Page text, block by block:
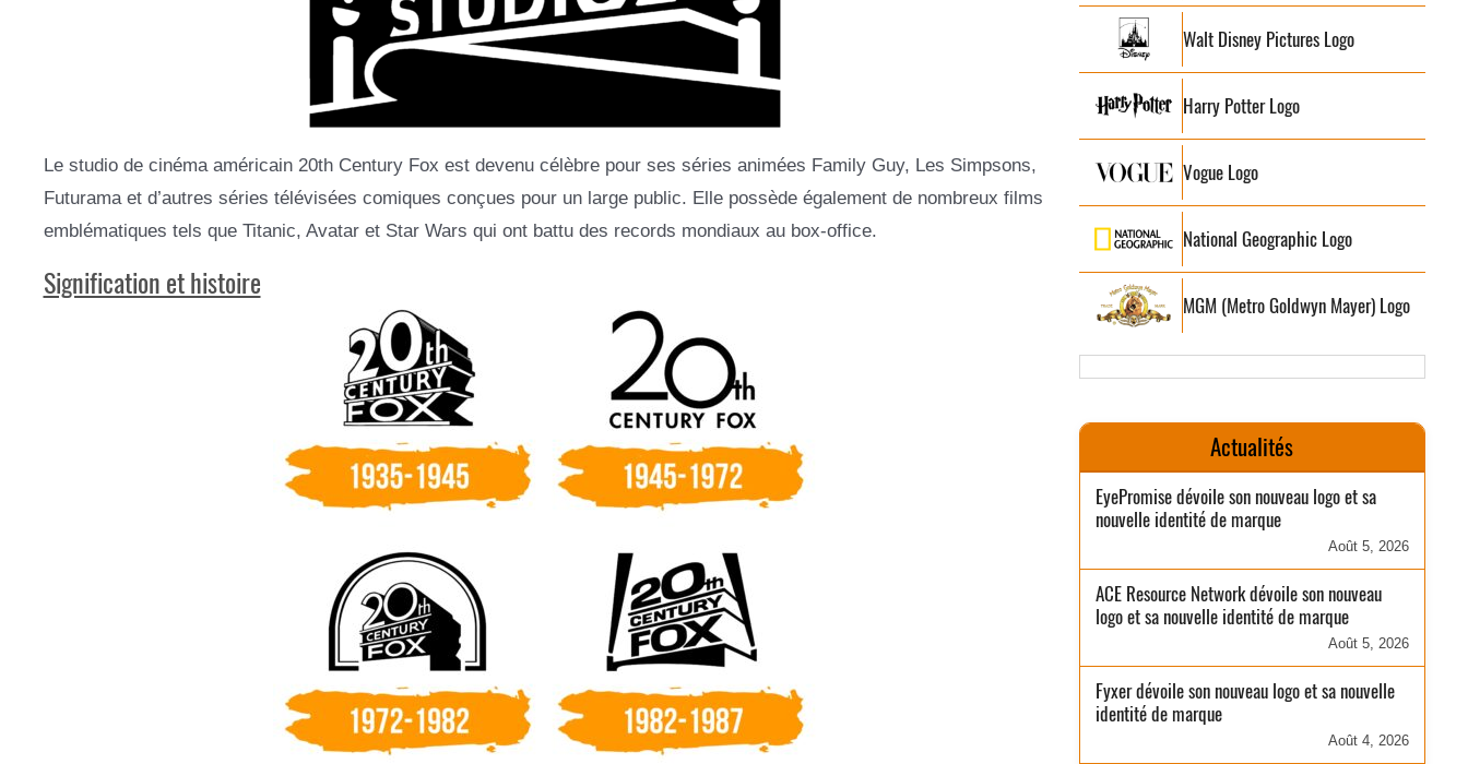
Le studio de cinéma américain 20th Century Fox est devenu célèbre pour ses séries animées Family Guy, Les Simpsons,
Futurama et d’autres séries télévisées comiques conçues pour un large public. Elle possède également de nombreux films
emblématiques tels que Titanic, Avatar et Star Wars qui ont battu des records mondiaux au box-office.
Signification et histoire
Walt Disney Pictures Logo
Harry Potter Logo
Vogue Logo
National Geographic Logo
MGM (Metro Goldwyn Mayer) Logo
Actualités
EyePromise dévoile son nouveau logo et sa
nouvelle identité de marque
Août 5, 2026
ACE Resource Network dévoile son nouveau
logo et sa nouvelle identité de marque
Août 5, 2026
Fyxer dévoile son nouveau logo et sa nouvelle
identité de marque
Août 4, 2026